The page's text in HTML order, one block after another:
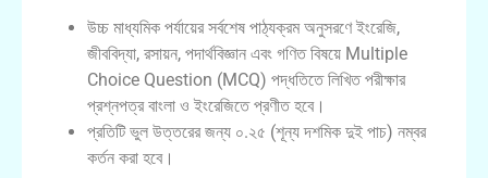
উচ্চ মাধ্যমিক পর্যায়ের সর্বশেষ পাঠ্যক্রম অনুসরণে ইংরেজি,
জীববিদ্যা, রসায়ন, পদার্থবিজ্ঞান এবং গণিত বিষয়ে Multiple
Choice Question (MCQ) পদ্ধতিতে লিখিত পরীক্ষার
প্রশ্নপত্র বাংলা ও ইংরেজিতে প্রণীত হবে।
প্রতিটি ভুল উত্তরের জন্য ০.২৫ (শূন্য দশমিক দুই পাচ) নম্বর
কর্তন করা হবে।